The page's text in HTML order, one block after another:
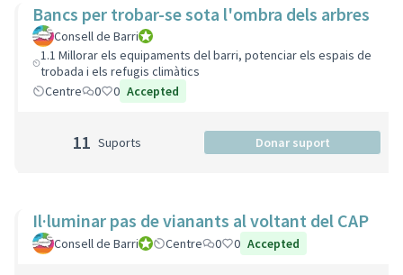
Bancs per trobar-se sota l'ombra dels arbres
Consell de BarriConsell de Barri
1.1 Millorar els equipaments del barri, potenciar els espais de
trobada i els refugis climàtics
Centre
0 0 Accepted
11 Suports Donar suport
Il·luminar pas de vianants al voltant del CAP
Consell de BarriConsell de Barri
Centre 0 0 Accepted